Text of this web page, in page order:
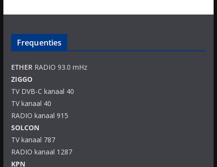
Frequenties
ETHERRADIO 93.0 mHz
ZIGGO
TV DVB-C kanaal 40
TV kanaal 40
RADIO kanaal 915
SOLCON
TV kanaal 787
RADIO kanaal 1287
KPN